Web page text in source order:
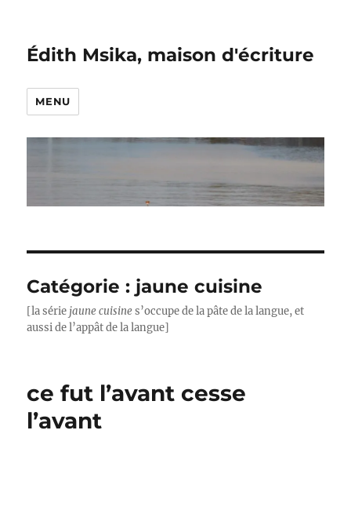
Édith Msika, maison d'écriture
MENU
Catégorie : jaune cuisine
[la série jaune cuisines’occupe de la pâte de la langue, et
aussi de l’appât de la langue]
ce fut l’avant cesse
l’avant